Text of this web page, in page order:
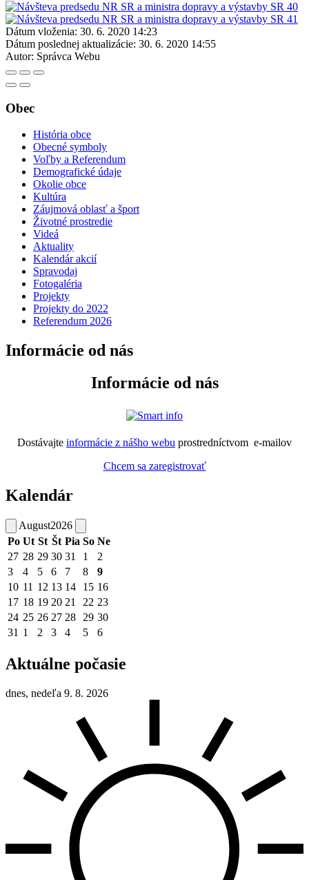
Dátum vloženia: 30. 6. 2020 14:23
Dátum poslednej aktualizácie: 30. 6. 2020 14:55
Autor: Správca Webu
Obec
História obce
Obecné symboly
Voľby a Referendum
Demografické údaje
Okolie obce
Kultúra
Záujmová oblasť a šport
Životné prostredie
Videá
Aktuality
Kalendár akcií
Spravodaj
Fotogaléria
Projekty
Projekty do 2022
Referendum 2026
Informácie od nás
Informácie od nás
Dostávajte informácie z nášho webu prostredníctvom e-mailov
Chcem sa zaregistrovať
Kalendár
August2026
Po Ut St Št Pia So Ne
27 28 29 30 31 1
2
3
4 5 6 7 8
9
10 11 12 13 14 15 16
17 18 19 20 21 22 23
24 25 26 27 28 29 30
31 1 2 3 4 5 6
Aktuálne počasie
dnes, nedeľa 9. 8. 2026